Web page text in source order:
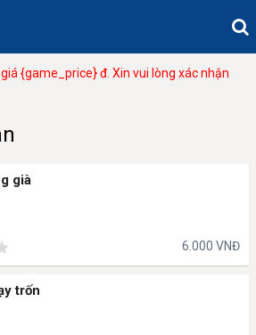
{game_price} đ. Xin vui lòng xác nhận
già
6.000 VNĐ
trốn